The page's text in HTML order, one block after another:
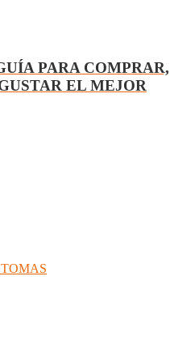
PARA COMPRAR,
EL MEJOR